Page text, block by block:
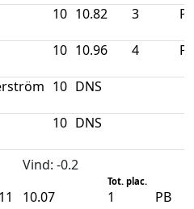
10 10.82 3
10 10.96 4
10 DNS
10 DNS
Vind: -0.2
Tot. plac.
11 10.07 1 PB